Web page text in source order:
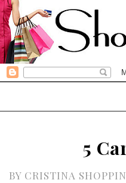
5
BY CRISTINA